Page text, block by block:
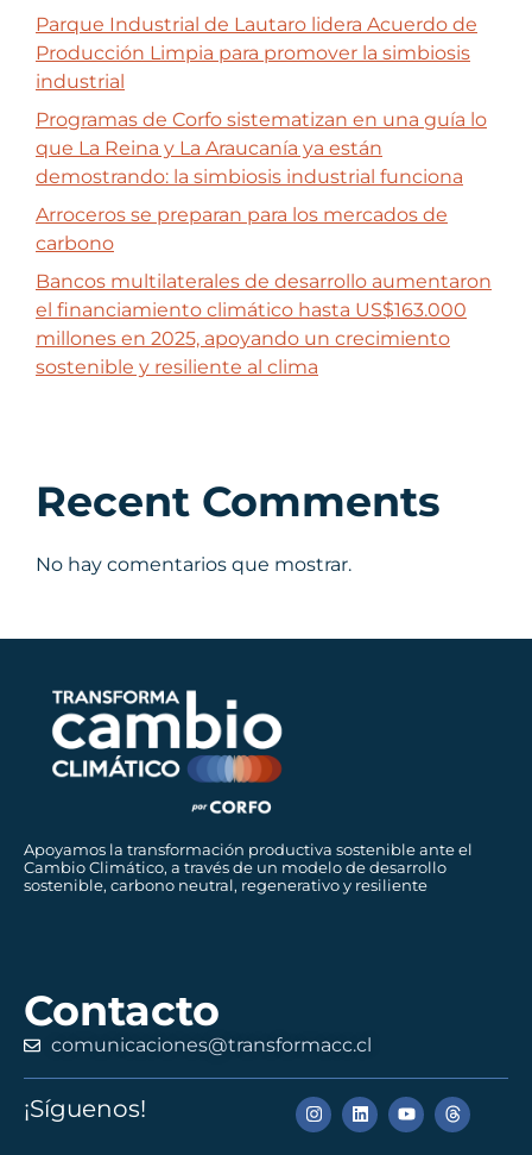
Parque Industrial de Lautaro lidera Acuerdo de
Producción Limpia para promover la simbiosis
industrial
Programas de Corfo sistematizan en una guía lo
que La Reina y La Araucanía ya están
demostrando: la simbiosis industrial funciona
Arroceros se preparan para los mercados de
carbono
Bancos multilaterales de desarrollo aumentaron
el financiamiento climático hasta US$163.000
millones en 2025, apoyando un crecimiento
sostenible y resiliente al clima
Recent Comments
No hay comentarios que mostrar.
Apoyamos la transformación productiva sostenible ante el
Cambio Climático, a través de un modelo de desarrollo
sostenible, carbono neutral, regenerativo y resiliente
Contacto
comunicaciones@transformacc.cl
¡Síguenos!